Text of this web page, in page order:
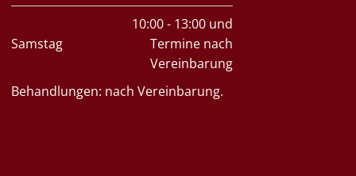
Samstag
10:00 - 13:00 und
Termine nach
Vereinbarung
Behandlungen: nach Vereinbarung.